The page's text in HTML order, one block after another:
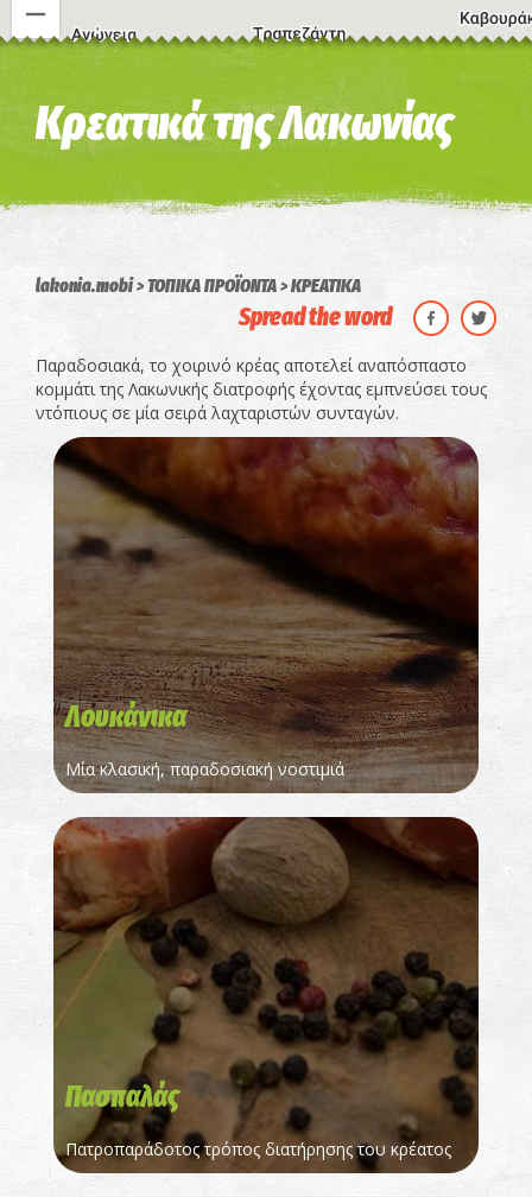
Η εικόνα ενδέχεται να υπόκειται σε πνευματικά δικαιώματα Όροι
Κρεατικά της Λακωνίας
lakonia.mobi ΤΟΠΙΚΑ ΠΡΟΪΟΝΤΑ ΚΡΕΑΤΙΚΑ
Spread the word
Παραδοσιακά, το χοιρινό κρέας αποτελεί αναπόσπαστο
κομμάτι της Λακωνικής διατροφής έχοντας εμπνεύσει τους
ντόπιους σε μία σειρά λαχταριστών συνταγών.
Λουκάνικα
Μία κλασική, παραδοσιακή νοστιμιά
Πασπαλάς
Πατροπαράδοτος τρόπος διατήρησης του κρέατος